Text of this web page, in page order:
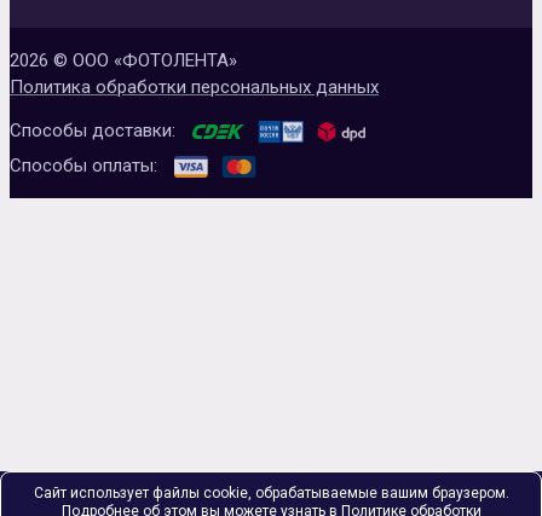
2026 © ООО «ФОТОЛЕНТА»
Политика обработки персональных данных
Способы доставки:
Способы оплаты:
Сайт использует файлы cookie, обрабатываемые вашим браузером.
Подробнее об этом вы можете узнать в Политике обработки